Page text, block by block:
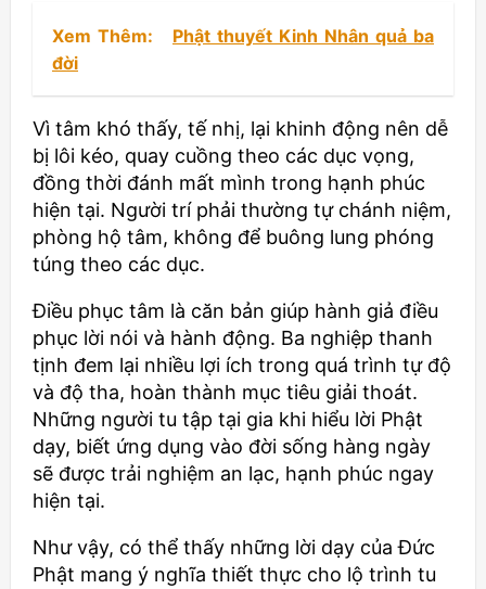
Xem Thêm:
Phật thuyết Kinh Nhân quả ba
đời
Vì tâm khó thấy, tế nhị, lại khinh động nên dễ
bị lôi kéo, quay cuồng theo các dục vọng,
đồng thời đánh mất mình trong hạnh phúc
hiện tại. Người trí phải thường tự chánh niệm,
phòng hộ tâm, không để buông lung phóng
túng theo các dục.
Điều phục tâm là căn bản giúp hành giả điều
phục lời nói và hành động. Ba nghiệp thanh
tịnh đem lại nhiều lợi ích trong quá trình tự độ
và độ tha, hoàn thành mục tiêu giải thoát.
Những người tu tập tại gia khi hiểu lời Phật
dạy, biết ứng dụng vào đời sống hàng ngày
sẽ được trải nghiệm an lạc, hạnh phúc ngay
hiện tại.
Như vậy, có thể thấy những lời dạy của Đức
Phật mang ý nghĩa thiết thực cho lộ trình tu